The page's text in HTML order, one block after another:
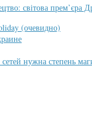
світова прем’єра
(очевидно)
нужна степень